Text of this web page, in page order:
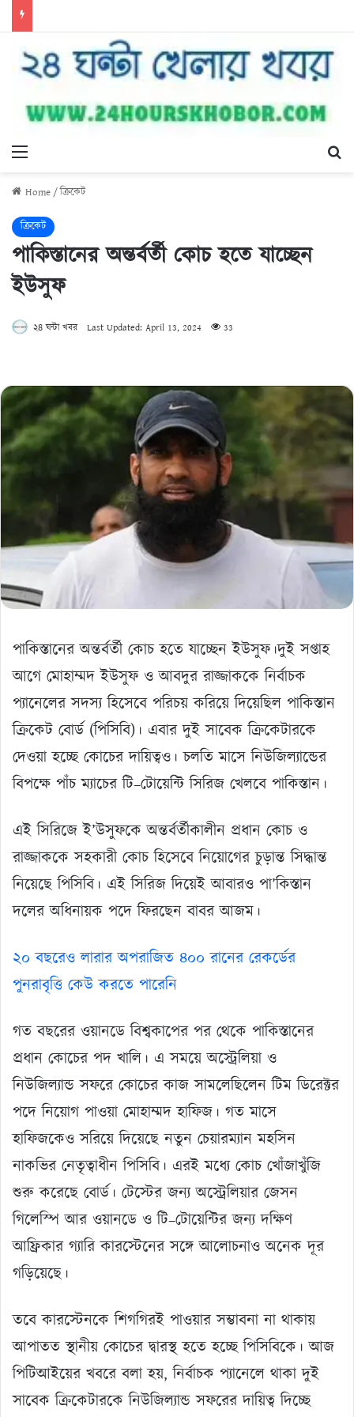
Menu
Home/ক্রিকেট
ক্রিকেট
পাকিস্তানের অন্তর্বর্তী কোচ হতে যাচ্ছেন
ইউসুফ
২৪ ঘন্টা খবর Last Updated: April 13, 2024 33
পাকিস্তানের অন্তর্বর্তী কোচ হতে যাচ্ছেন ইউসুফ।দুই সপ্তাহ
আগে মোহাম্মদ ইউসুফ ও আবদুর রাজ্জাককে নির্বাচক
প্যানেলের সদস্য হিসেবে পরিচয় করিয়ে দিয়েছিল পাকিস্তান
ক্রিকেট বোর্ড (পিসিবি)। এবার দুই সাবেক ক্রিকেটারকে
দেওয়া হচ্ছে কোচের দায়িত্বও। চলতি মাসে নিউজিল্যান্ডের
বিপক্ষে পাঁচ ম্যাচের টি–টোয়েন্টি সিরিজ খেলবে পাকিস্তান।
এই সিরিজে ই’উসুফকে অন্তর্বর্তীকালীন প্রধান কোচ ও
রাজ্জাককে সহকারী কোচ হিসেবে নিয়োগের চুড়ান্ত সিদ্ধান্ত
নিয়েছে পিসিবি। এই সিরিজ দিয়েই আবারও পা’কিস্তান
দলের অধিনায়ক পদে ফিরছেন বাবর আজম।
২০ বছরেও লারার অপরাজিত ৪০০ রানের রেকর্ডের
পুনরাবৃত্তি কেউ করতে পারেনি
গত বছরের ওয়ানডে বিশ্বকাপের পর থেকে পাকিস্তানের
প্রধান কোচের পদ খালি। এ সময়ে অস্ট্রেলিয়া ও
নিউজিল্যান্ড সফরে কোচের কাজ সামলেছিলেন টিম ডিরেক্টর
পদে নিয়োগ পাওয়া মোহাম্মদ হাফিজ। গত মাসে
হাফিজকেও সরিয়ে দিয়েছে নতুন চেয়ারম্যান মহসিন
নাকভির নেতৃত্বাধীন পিসিবি। এরই মধ্যে কোচ খোঁজাখুঁজি
শুরু করেছে বোর্ড। টেস্টের জন্য অস্ট্রেলিয়ার জেসন
গিলেস্পি আর ওয়ানডে ও টি–টোয়েন্টির জন্য দক্ষিণ
আফ্রিকার গ্যারি কারস্টেনের সঙ্গে আলোচনাও অনেক দূর
গড়িয়েছে।
তবে কারস্টেনকে শিগগিরই পাওয়ার সম্ভাবনা না থাকায়
আপাতত স্থানীয় কোচের দ্বারস্থ হতে হচ্ছে পিসিবিকে। আজ
পিটিআইয়ের খবরে বলা হয়, নির্বাচক প্যানেলে থাকা দুই
সাবেক ক্রিকেটারকে নিউজিল্যান্ড সফরের দায়িত্ব দিচ্ছে